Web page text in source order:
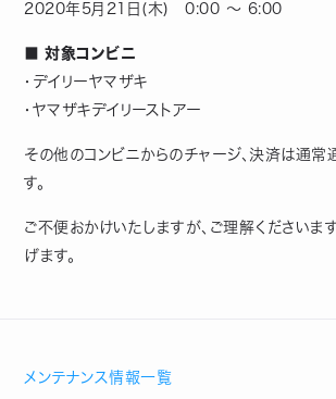
2020年5月21日(木) 0:00 ～ 6:00
■ 対象コンビニ
・デイリーヤマザキ
・ヤマザキデイリーストアー
その他のコンビニからのチャージ、決済は通常
す。
ご不便おかけいたしますが、ご理解くださいま
げます。
メンテナンス情報一覧